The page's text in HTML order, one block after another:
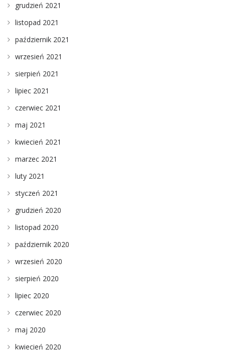
grudzień 2021
listopad 2021
październik 2021
wrzesień 2021
sierpień 2021
lipiec 2021
czerwiec 2021
maj 2021
kwiecień 2021
marzec 2021
luty 2021
styczeń 2021
grudzień 2020
listopad 2020
październik 2020
wrzesień 2020
sierpień 2020
lipiec 2020
czerwiec 2020
maj 2020
kwiecień 2020